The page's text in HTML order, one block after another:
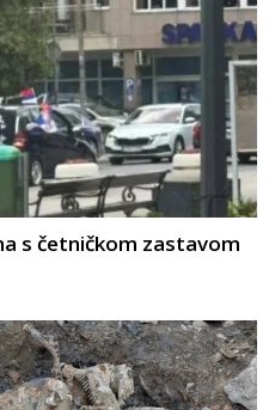
s četničkom zastavom